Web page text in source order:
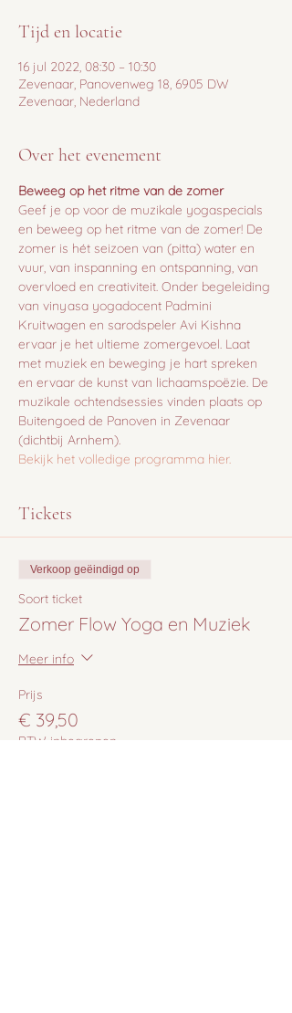
Tijd en locatie
16 jul 2022, 08:30 – 10:30
Zevenaar, Panovenweg 18, 6905 DW
Zevenaar, Nederland
Over het evenement
Beweeg op het ritme van de zomer
Geef je op voor de muzikale yogaspecials
en beweeg op het ritme van de zomer! De
zomer is hét seizoen van (pitta) water en
vuur, van inspanning en ontspanning, van
overvloed en creativiteit. Onder begeleiding
van vinyasa yogadocent Padmini
Kruitwagen en sarodspeler Avi Kishna
ervaar je het ultieme zomergevoel. Laat
met muziek en beweging je hart spreken
en ervaar de kunst van lichaamspoëzie. De
muzikale ochtendsessies vinden plaats op
Buitengoed de Panoven in Zevenaar
(dichtbij Arnhem).
Bekijk het volledige programma hier.
Tickets
Verkoop geëindigd op
Soort ticket
Zomer Flow Yoga en Muziek
Meer info
Prijs
€ 39,50
BTW inbegrepen